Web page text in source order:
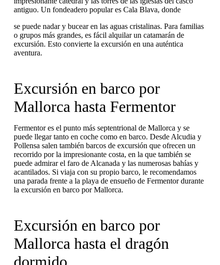
antiguo. Un fondeadero popular es Cala Blava, donde
se puede nadar y bucear en las aguas cristalinas. Para familias
o grupos más grandes, es fácil alquilar un catamarán de
excursión. Esto convierte la excursión en una auténtica
aventura.
Excursión en barco por
Mallorca hasta Fermentor
Fermentor es el punto más septentrional de Mallorca y se
puede llegar tanto en coche como en barco. Desde Alcudia y
Pollensa salen también barcos de excursión que ofrecen un
recorrido por la impresionante costa, en la que también se
puede admirar el faro de Alcanada y las numerosas bahías y
acantilados. Si viaja con su propio barco, le recomendamos
una parada frente a la playa de ensueño de Fermentor durante
la excursión en barco por Mallorca.
Excursión en barco por
Mallorca hasta el dragón